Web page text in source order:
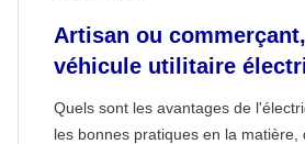
Artisan ou
véhicule utilitaire
Quels sont les avantages de
les bonnes pratiques en la matière,